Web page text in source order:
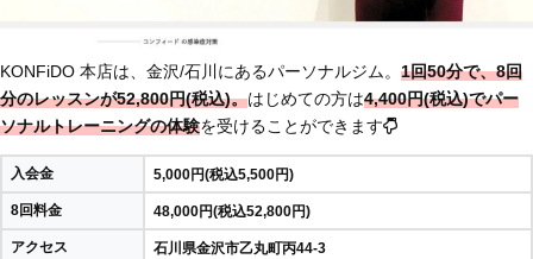
KONFiDO 本店は、金沢/石川にあるパーソナルジム。 1回50分で、8回
分のレッスンが52,800円(税込)。はじめての方は4,400円(税込)でパー
ソナルトレーニングの体験を受けることができます
入会金 5,000円(税込5,500円)
8回料金 48,000円(税込52,800円)
アクセス 石川県金沢市乙丸町丙44-3